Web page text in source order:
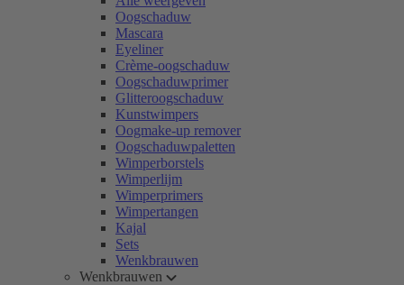
Oogschaduw
Mascara
Eyeliner
Crème-oogschaduw
Oogschaduwprimer
Glitteroogschaduw
Kunstwimpers
Oogmake-up remover
Oogschaduwpaletten
Wimperborstels
Wimperlijm
Wimperprimers
Wimpertangen
Kajal
Sets
Wenkbrauwen
Wenkbrauwen